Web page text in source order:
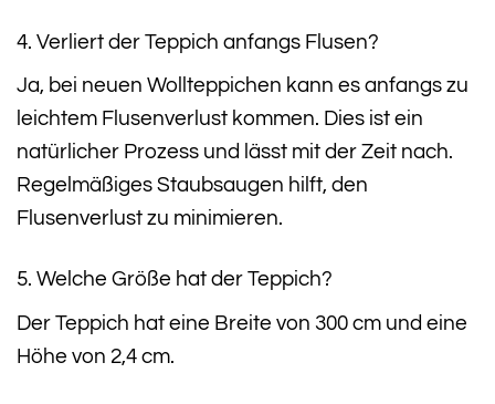
4. Verliert der Teppich anfangs Flusen?
Ja, bei neuen Wollteppichen kann es anfangs zu
leichtem Flusenverlust kommen. Dies ist ein
natürlicher Prozess und lässt mit der Zeit nach.
Regelmäßiges Staubsaugen hilft, den
Flusenverlust zu minimieren.
5. Welche Größe hat der Teppich?
Der Teppich hat eine Breite von 300 cm und eine
Höhe von 2,4 cm.